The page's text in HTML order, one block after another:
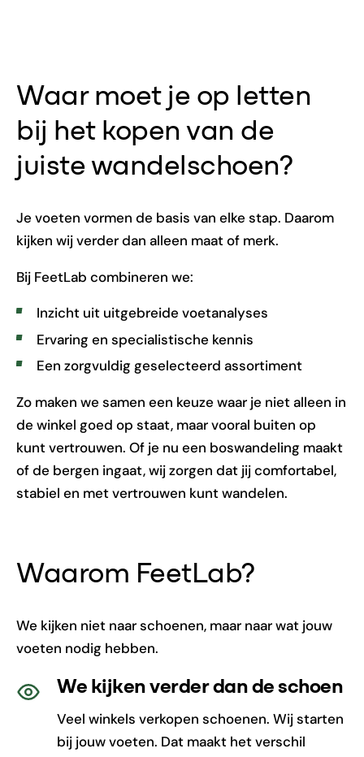
Waar moet je op letten
bij het kopen van de
juiste wandelschoen?
Je voeten vormen de basis van elke stap. Daarom
kijken wij verder dan alleen maat of merk.
Bij FeetLab combineren we:
Inzicht uit uitgebreide voetanalyses
Ervaring en specialistische kennis
Een zorgvuldig geselecteerd assortiment
Zo maken we samen een keuze waar je niet alleen in
de winkel goed op staat, maar vooral buiten op
kunt vertrouwen. Of je nu een boswandeling maakt
of de bergen ingaat, wij zorgen dat jij comfortabel,
stabiel en met vertrouwen kunt wandelen.
Waarom FeetLab?
We kijken niet naar schoenen, maar naar wat jouw
voeten nodig hebben.
We kijken verder dan de schoen
Veel winkels verkopen schoenen. Wij starten
bij jouw voeten. Dat maakt het verschil